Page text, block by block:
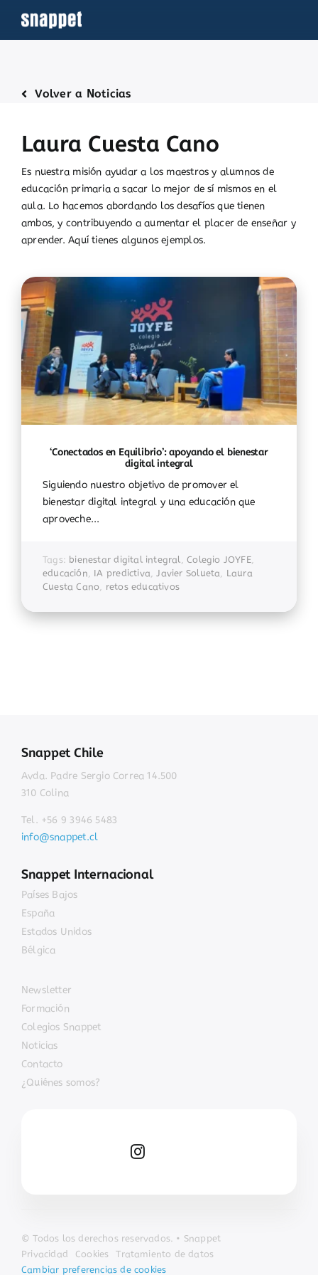
contenido
Volver a Noticias
Laura Cuesta Cano
Es nuestra misión ayudar a los maestros y alumnos de
educación primaria a sacar lo mejor de sí mismos en el
aula. Lo hacemos abordando los desafíos que tienen
ambos, y contribuyendo a aumentar el placer de enseñar y
aprender. Aquí tienes algunos ejemplos.
‘Conectados en Equilibrio’: apoyando el bienestar
digital integral
Siguiendo nuestro objetivo de promover el
bienestar digital integral y una educación que
aproveche...
Tags: bienestar digital integral,Colegio JOYFE,
educación, IA predictiva,Javier Solueta, Laura
Cuesta Cano, retos educativos
Snappet Chile
Avda. Padre Sergio Correa 14.500
310 Colina
Tel. +56 9 3946 5483
info@snappet.cl
Snappet Internacional
Países Bajos
España
Estados Unidos
Bélgica
Newsletter
Formación
Colegios Snappet
Noticias
Contacto
¿Quiénes somos?
© Todos los derechos reservados. • Snappet
Privacidad
Cookies Tratamiento de datos
Cambiar preferencias de cookies